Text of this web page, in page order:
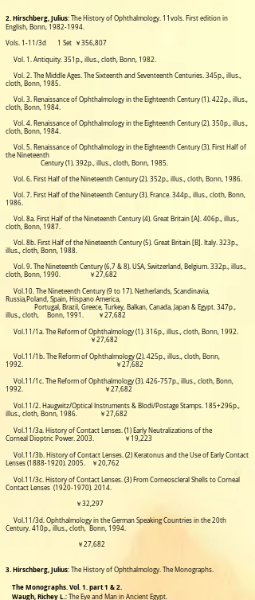
2. Hirschberg, Julius: The History of Ophthalmology. 11vols. First edition in
English, Bonn, 1982-1994.
Vols. 1-11/3d 1 Set ￥356,807
Vol. 1. Antiquity. 351p., illus., cloth, Bonn, 1982.
Vol. 2. The Middle Ages. The Sixteenth and Seventeenth Centuries. 345p., illus.,
cloth, Bonn, 1985.
Vol. 3. Renaissance of Ophthalmology in the Eighteenth Century (1). 422p., illus.,
cloth, Bonn, 1984.
Vol. 4. Renaissance of Ophthalmology in the Eighteenth Century (2). 350p., illus.,
cloth, Bonn, 1984.
Vol. 5. Renaissance of Ophthalmology in the Eighteenth Century (3). First Half of
the Nineteenth
Century (1). 392p., illus., cloth, Bonn, 1985.
Vol. 6. First Half of the Nineteenth Century (2). 352p., illus., cloth, Bonn, 1986.
Vol. 7. First Half of the Nineteenth Century (3). France. 344p., illus., cloth, Bonn,
1986.
Vol. 8a. First Half of the Nineteenth Century (4). Great Britain [A]. 406p., illus.,
cloth, Bonn, 1987.
Vol. 8b. First Half of the Nineteenth Century (5). Great Britain [B]. Italy. 323p.,
illus., cloth, Bonn, 1988.
Vol. 9. The Nineteenth Century (6,7 & 8). USA, Switzerland, Belgium. 332p., illus.,
cloth, Bonn, 1990. ￥27,682
Vol.10. The Nineteenth Century (9 to 17). Netherlands, Scandinavia,
Russia,Poland, Spain, Hispano America,
Portugal, Brazil, Greece, Turkey, Balkan, Canada, Japan & Egypt. 347p.,
illus., cloth, Bonn, 1991. ￥27,682
Vol.11/1a. The Reform of Ophthalmology (1). 316p., illus., cloth, Bonn, 1992.
￥27,682
Vol.11/1b. The Reform of Ophthalmology (2). 425p., illus., cloth, Bonn,
1992. ￥27,682
Vol.11/1c. The Reform of Ophthalmology (3). 426-757p., illus., cloth, Bonn,
1992. ￥27,682
Vol.11/2. Haugwitz/Optical Instruments & Blodi/Postage Stamps. 185+296p.,
illus., cloth, Bonn, 1986. ￥27,682
Vol.11/3a. History of Contact Lenses. (1) Early Neutralizations of the
Corneal Dioptric Power. 2003. ￥19,223
Vol.11/3b. History of Contact Lenses. (2) Keratonus and the Use of Early Contact
Lenses (1888-1920). 2005. ￥20,762
Vol.11/3c. History of Contact Lenses. (3) From Corneoscleral Shells to Corneal
Contact Lenses (1920-1970). 2014.
￥32,297
Vol.11/3d. Ophthalmology in the German Speaking Countries in the 20th
Century. 410p., illus., cloth, Bonn, 1994.
￥27,682
3. Hirschberg, Julius: The History of Ophthalmology. The Monographs.
The Monographs. Vol. 1. part 1 & 2.
Waugh, Richey L.: The Eye and Man in Ancient Egypt.